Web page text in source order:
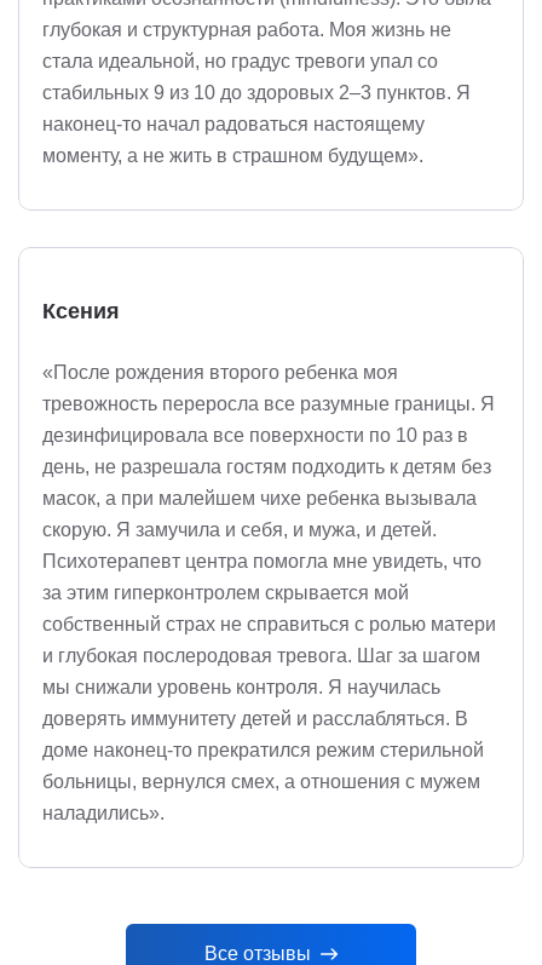
глубокая и структурная работа. Моя жизнь не
стала идеальной, но градус тревоги упал со
стабильных 9 из 10 до здоровых 2–3 пунктов. Я
наконец-то начал радоваться настоящему
моменту, а не жить в страшном будущем».
Ксения
«После рождения второго ребенка моя
тревожность переросла все разумные границы. Я
дезинфицировала все поверхности по 10 раз в
день, не разрешала гостям подходить к детям без
масок, а при малейшем чихе ребенка вызывала
скорую. Я замучила и себя, и мужа, и детей.
Психотерапевт центра помогла мне увидеть, что
за этим гиперконтролем скрывается мой
собственный страх не справиться с ролью матери
и глубокая послеродовая тревога. Шаг за шагом
мы снижали уровень контроля. Я научилась
доверять иммунитету детей и расслабляться. В
доме наконец-то прекратился режим стерильной
больницы, вернулся смех, а отношения с мужем
наладились».
Все отзывы